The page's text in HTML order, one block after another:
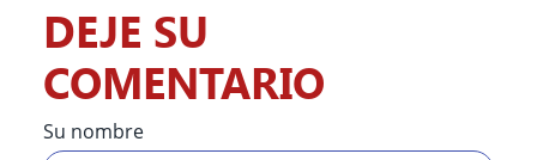
DEJE SU
COMENTARIO
Su nombre